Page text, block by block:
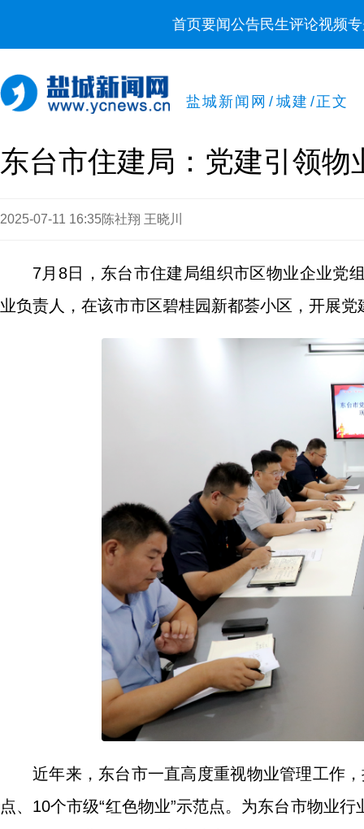
首页要闻公告民生评论视频
盐城新闻网 / 城建 /正文
东台市住建局：党建引领
2025-07-11 16:35陈社翔 王晓川
7月8日，东台市住建局组织市区物业企业党
业负责人，在该市市区碧桂园新都荟小区，开展
近年来，东台市一直高度重视物业管理工作
点、10个市级“红色物业”示范点。为东台市物业